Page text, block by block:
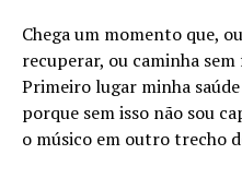
Chega um momento que,
recuperar, ou caminha
Primeiro lugar minha saúde
porque sem isso não sou
o músico em outro trecho